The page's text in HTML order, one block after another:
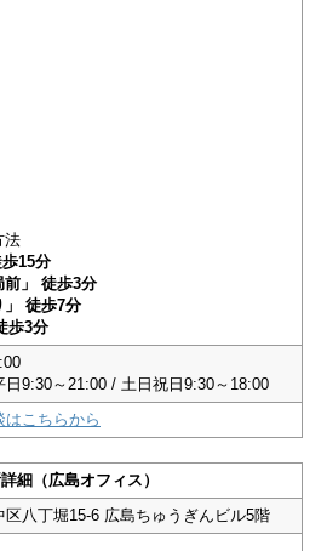
法
15分
前」 徒歩3分
」 徒歩7分
歩3分
日9:30～21:00 / 土日祝日9:30～18:00
こちらから
細（広島オフィス）
区八丁堀15-6 広島ちゅうぎんビル5階